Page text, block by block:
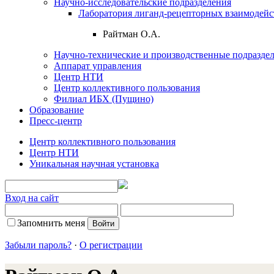
Лаборатория лиганд-рецепторных
Райтман О.А.
Научно-технические и производственные
Аппарат управления
Центр НТИ
Центр коллективного пользования
Филиал ИБХ (Пущино)
Образование
Пресс-центр
Центр коллективного пользования
Центр НТИ
Уникальная научная установка
Вход на сайт
Запомнить меня
Забыли пароль? · О регистрации